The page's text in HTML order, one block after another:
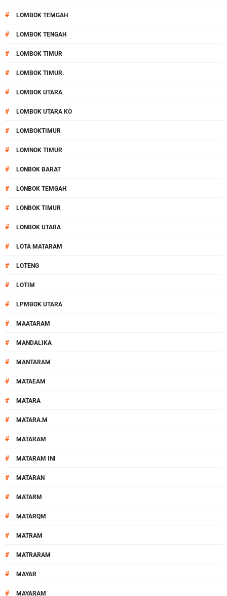
# LOMBOK TEMGAH
# LOMBOK TENGAH
# LOMBOK TIMUR
# LOMBOK TIMUR.
# LOMBOK UTARA
# LOMBOK UTARA KO
# LOMBOKTIMUR
# LOMNOK TIMUR
# LONBOK BARAT
# LONBOK TEMGAH
# LONBOK TIMUR
# LONBOK UTARA
# LOTA MATARAM
# LOTENG
# LOTIM
# LPMBOK UTARA
# MAATARAM
# MANDALIKA
# MANTARAM
# MATAEAM
# MATARA
# MATARA.M
# MATARAM
# MATARAM INI
# MATARAN
# MATARM
# MATARQM
# MATRAM
# MATRARAM
# MAYAR
# MAYARAM